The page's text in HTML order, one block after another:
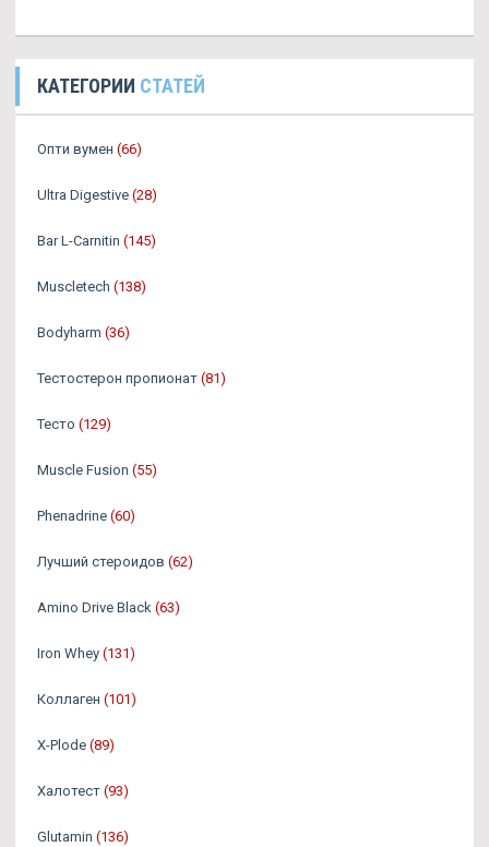
КАТЕГОРИИ СТАТЕЙ
Опти вумен (66)
Ultra Digestive (28)
Bar L-Carnitin (145)
Muscletech (138)
Bodyharm (36)
Тестостерон пропионат (81)
Тесто (129)
Muscle Fusion (55)
Phenadrine (60)
Лучший стероидов (62)
Amino Drive Black (63)
Iron Whey (131)
Коллаген (101)
X-Plode (89)
Халотест (93)
Glutamin (136)